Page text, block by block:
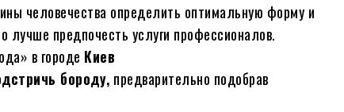
человечества определить оптимальную форму и
лучше предпочесть услуги профессионалов.
в городе Киев
бороду, предварительно подобрав